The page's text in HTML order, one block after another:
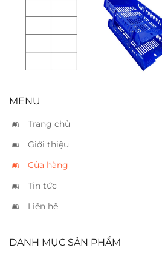
(100x72mm)
Khay 2 tầng
Xukiva 206-2
MENU
Trang chủ
Giới thiệu
Cửa hàng
Tin tức
Liên hệ
DANH MỤC SẢN PHẨM